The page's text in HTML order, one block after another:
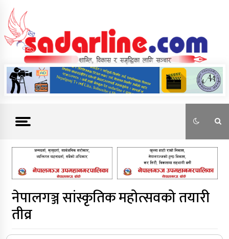
content
News For Nepal
नेपालगञ्ज सांस्कृतिक महोत्सवको तयारी
तीव्र